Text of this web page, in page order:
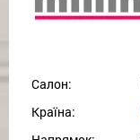
Салон:
Країна: